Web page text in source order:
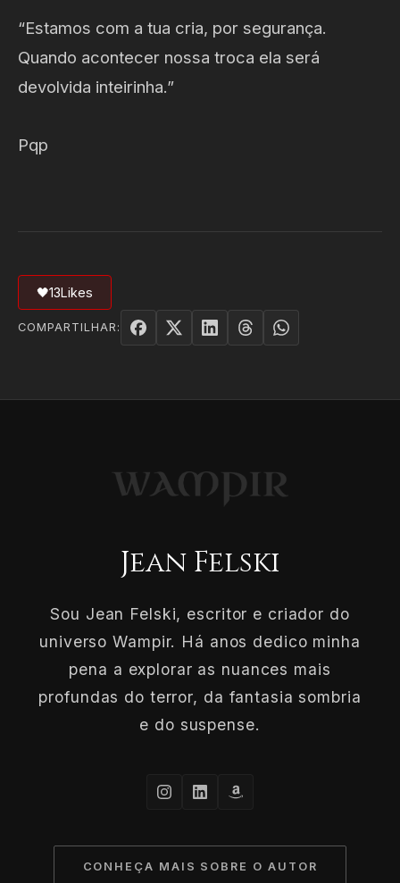
“Estamos com a tua cria, por segurança.
Quando acontecer nossa troca ela será
devolvida inteirinha.”
Pqp
🖤13Likes
COMPARTILHAR:
Jean Felski
Sou Jean Felski, escritor e criador do
universo Wampir. Há anos dedico minha
pena a explorar as nuances mais
profundas do terror, da fantasia sombria
e do suspense.
CONHEÇA MAIS SOBRE O AUTOR